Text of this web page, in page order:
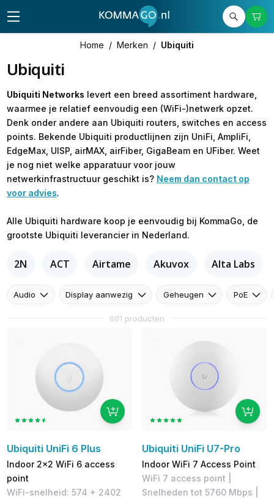
Home / Merken / Ubiquiti
Ubiquiti
Ubiquiti Networks levert een breed assortiment hardware,
waarmee je relatief eenvoudig een (WiFi-)netwerk opzet.
Denk onder andere aan Ubiquiti routers, switches en access
points. Bekende Ubiquiti productlijnen zijn UniFi, AmpliFi,
EdgeMax, UISP, airMAX, airFiber, GigaBeam en UFiber. Weet
je nog niet welke apparatuur voor jouw
netwerkinfrastructuur geschikt is? Neem dan contact op
voor advies.
Alle Ubiquiti hardware koop je eenvoudig bij KommaGo, de
grootste Ubiquiti leverancier in Nederland.
2N ACT Airtame Akuvox Alta Labs
Audio Display aanwezig Geheugen PoE
601 producten
Ubiquiti UniFi 6 Plus
Indoor 2x2 WiFi 6 access
point
WiFi-snelheid: 574 + 2402
Ubiquiti UniFi U7-Pro
Indoor WiFi 7 Access Point
WiFi 7 access point |
Snelheden tot 5760 Mbps |